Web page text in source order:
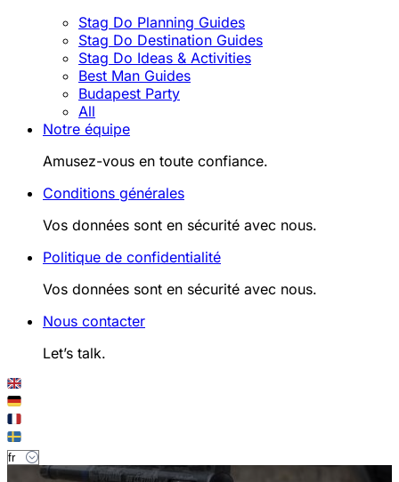
Stag Do Planning Guides
Stag Do Destination Guides
Stag Do Ideas & Activities
Best Man Guides
Budapest Party
All
Notre équipe
Amusez-vous en toute confiance.
Conditions générales
Vos données sont en sécurité avec nous.
Politique de confidentialité
Vos données sont en sécurité avec nous.
Nous contacter
Let’s talk.